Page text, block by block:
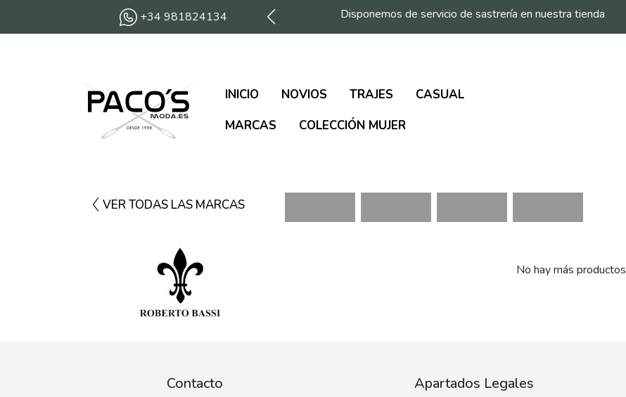
+34 981824134 Disponemos de servicio de sastrería en nuestra tienda
INICIO NOVIOS TRAJES
CASUAL
MARCAS
COLECCIÓN MUJER
VER TODAS LAS MARCAS
No hay más productos
Contacto Apartados Legales